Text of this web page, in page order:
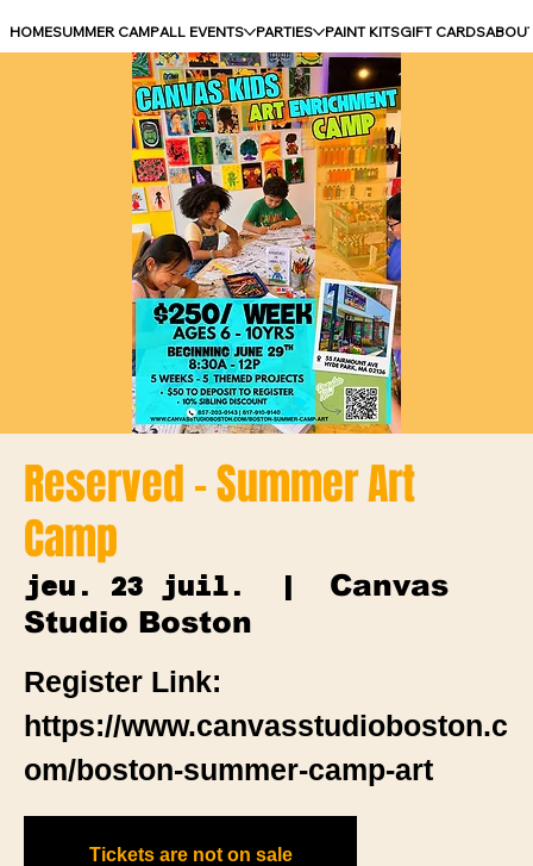
HOMESUMMER CAMPALL EVENTS PARTIES PAINT KITSGIFT CARDS
Reserved - Summer Art
Camp
jeu. 23 juil.
  |
Canvas
Studio Boston
Register Link:
https://www.canvasstudioboston.c
om/boston-summer-camp-art
Tickets are not on sale